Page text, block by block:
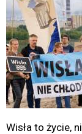
Wisła to życie,